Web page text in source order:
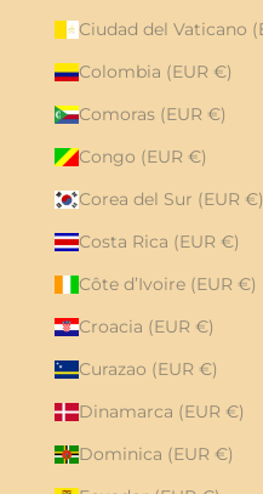
Colombia (EUR €)
Comoras (EUR €)
Congo (EUR €)
Corea del Sur (EUR €)
Costa Rica (EUR €)
Côte d’Ivoire (EUR €)
Croacia (EUR €)
Curazao (EUR €)
Dinamarca (EUR €)
Dominica (EUR €)